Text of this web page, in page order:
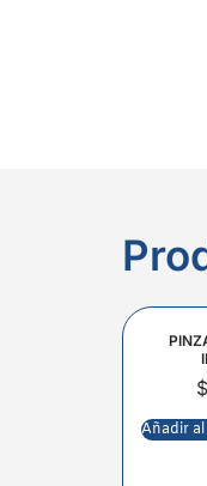
$
Añadir